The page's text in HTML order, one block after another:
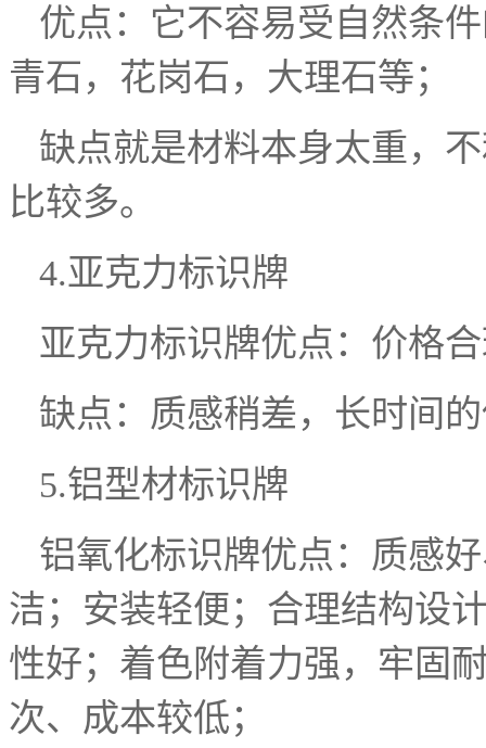
优点：它不容易受自然条
青石，花岗石，大理石等；
缺点就是材料本身太重，
比较多。
4.亚克力标识牌
亚克力标识牌优点：价格
缺点：质感稍差，长时间
5.铝型材标识牌
铝氧化标识牌优点：质感
洁；安装轻便；合理结构设
性好；着色附着力强，牢固
次、成本较低；